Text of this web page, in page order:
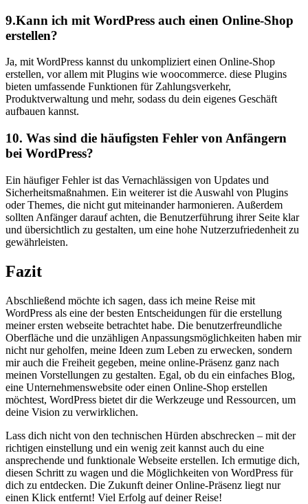
9.Kann ich mit WordPress auch einen Online-Shop
erstellen?
Ja, ⁢mit WordPress kannst du unkompliziert ‍einen Online-Shop
⁢erstellen, vor allem mit Plugins wie ⁢woocommerce. diese Plugins
bieten umfassende⁢ Funktionen für Zahlungsverkehr,
Produktverwaltung ‌und mehr, sodass du dein eigenes Geschäft
aufbauen kannst.
10. Was sind die häufigsten Fehler ⁤von Anfängern
bei WordPress?
Ein häufiger Fehler ist das Vernachlässigen von Updates und
Sicherheitsmaßnahmen. Ein weiterer ist⁣ die Auswahl von ⁤Plugins
oder Themes, die nicht gut miteinander harmonieren. Außerdem
sollten Anfänger darauf achten, die Benutzerführung ihrer Seite⁢ klar
⁤und übersichtlich zu gestalten, um eine hohe ⁢Nutzerzufriedenheit zu
gewährleisten.‍
Fazit
Abschließend möchte ich sagen, dass ich meine Reise mit
WordPress als eine der besten Entscheidungen für die erstellung
meiner ersten webseite betrachtet habe.⁣ Die ​benutzerfreundliche
Oberfläche und die unzähligen Anpassungsmöglichkeiten haben mir
nicht nur geholfen, meine Ideen zum‍ Leben zu erwecken, sondern
mir auch die Freiheit gegeben, meine⁢ online-Präsenz ganz nach​
meinen Vorstellungen zu gestalten. Egal, ob du ein einfaches Blog,
eine Unternehmenswebsite oder einen Online-Shop erstellen
möchtest, WordPress bietet dir die Werkzeuge und Ressourcen, um
deine​ Vision zu ⁣verwirklichen.
Lass dich nicht von den technischen Hürden abschrecken – mit der
richtigen einstellung⁢ und ein wenig ⁣zeit kannst auch du eine
ansprechende und funktionale Webseite erstellen. Ich ermutige dich,
diesen Schritt zu wagen und die Möglichkeiten von WordPress für⁤
dich zu entdecken. ⁣Die Zukunft deiner Online-Präsenz liegt nur
einen Klick entfernt! Viel Erfolg auf deiner Reise!